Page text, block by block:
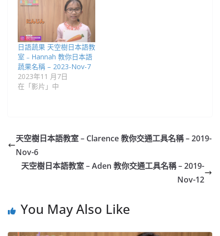
日語蔬果 天空樹日本語教
室﹣Hannah 教你日本語
蔬果名稱 – 2023-Nov-7
2023年11 月7日
在「影片」中
天空樹日本語教室 – Clarence 教你交通工具名稱 – 2019-
Nov-6
天空樹日本語教室 – Aden 教你交通工具名稱 – 2019-
Nov-12
You May Also Like